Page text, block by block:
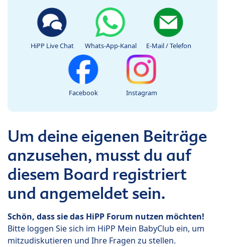
HiPP Live Chat Whats-App-Kanal E-Mail / Telefon
Facebook Instagram
Um deine eigenen Beiträge
anzusehen, musst du auf
diesem Board registriert
und angemeldet sein.
Schön, dass sie das HiPP Forum nutzen möchten!
Bitte loggen Sie sich im HiPP Mein BabyClub ein, um
mitzudiskutieren und Ihre Fragen zu stellen.